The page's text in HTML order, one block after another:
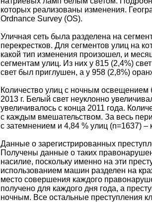
которых реализованы изменения.
Ordnance Survey (OS).
Уличная сеть была разделена на
перекрестков. Для сегментов улиц на
какой тип изменения произошел, и
сегментам улиц. Из них у 815 (2,4%)
свет был приглушен, а у 958 (2,8%)
Количество улиц с ночным освещением
2013 г. Белый свет неуклонно
увеличивалось с конца 2011 года.
с каждым вмешательством. За весь
с затемнением и 4,84 % улиц (n=1637) –
Данные о зарегистрированных
Получены данные о таких
насилие, поскольку именно на эти
использованием машин разделен на
место совершения каждого
получено для каждого дня года, а
ночным. Все остальные преступления